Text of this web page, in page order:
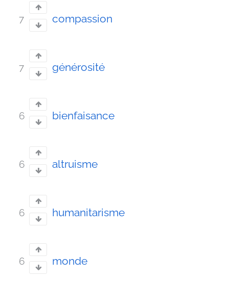
7 compassion
7 générosité
6 bienfaisance
6 altruisme
6 humanitarisme
6 monde